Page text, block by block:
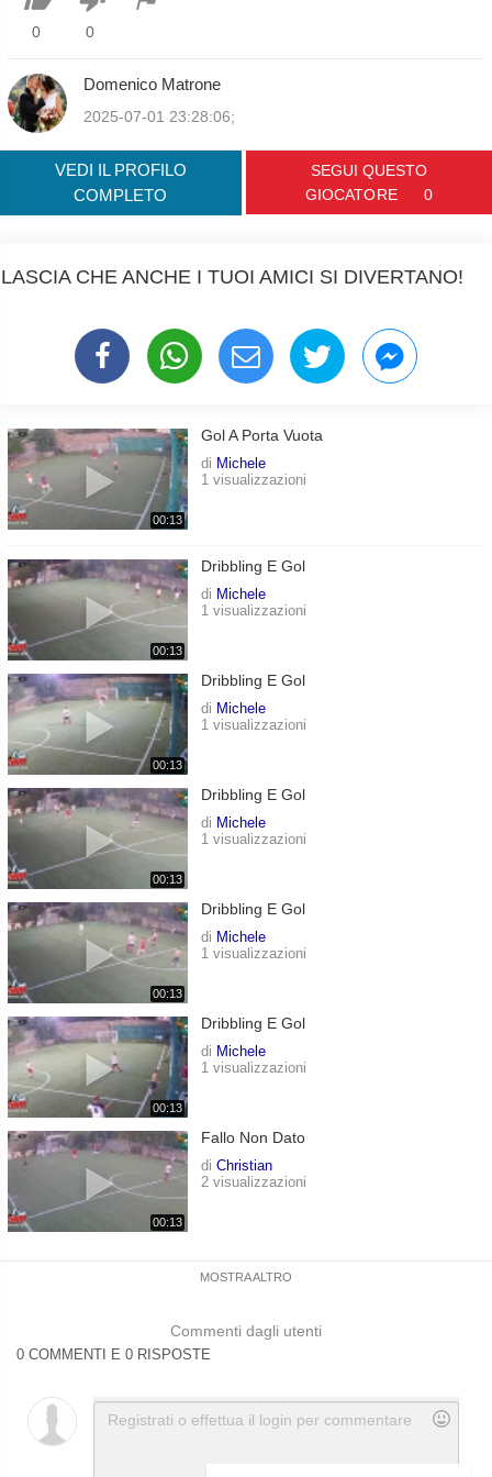
0 0
Domenico Matrone
2025-07-01 23:28:06;
VEDI IL PROFILO
COMPLETO
SEGUI QUESTO
GIOCATORE
0
LASCIA CHE ANCHE I TUOI AMICI SI DIVERTANO!
00:13
Gol A Porta Vuota
di Michele
1 visualizzazioni
00:13
Dribbling E Gol
di Michele
1 visualizzazioni
00:13
Dribbling E Gol
di Michele
1 visualizzazioni
00:13
Dribbling E Gol
di Michele
1 visualizzazioni
00:13
Dribbling E Gol
di Michele
1 visualizzazioni
00:13
Dribbling E Gol
di Michele
1 visualizzazioni
00:13
Fallo Non Dato
di Christian
2 visualizzazioni
MOSTRA ALTRO
Commenti dagli utenti
0 COMMENTI E 0 RISPOSTE